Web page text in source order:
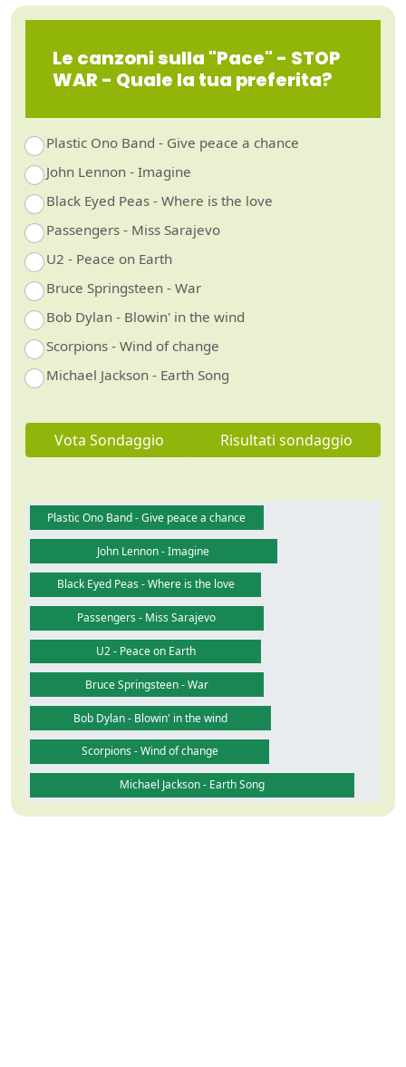
Le canzoni sulla "Pace" - STOP
WAR - Quale la tua preferita?
Plastic Ono Band - Give peace a chance
John Lennon - Imagine
Black Eyed Peas - Where is the love
Passengers - Miss Sarajevo
U2 - Peace on Earth
Bruce Springsteen - War
Bob Dylan - Blowin' in the wind
Scorpions - Wind of change
Michael Jackson - Earth Song
Vota Sondaggio Risultati sondaggio
Plastic Ono Band - Give peace a chance
John Lennon - Imagine
Black Eyed Peas - Where is the love
Passengers - Miss Sarajevo
U2 - Peace on Earth
Bruce Springsteen - War
Bob Dylan - Blowin' in the wind
Scorpions - Wind of change
Michael Jackson - Earth Song